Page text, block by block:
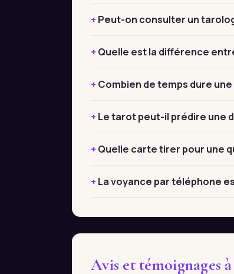
Peut-on consulter un
Quelle est la différence
Combien de temps dure
Le tarot peut-il prédire une
Quelle carte tirer pour une
La voyance par téléphone
Avis et témoignages